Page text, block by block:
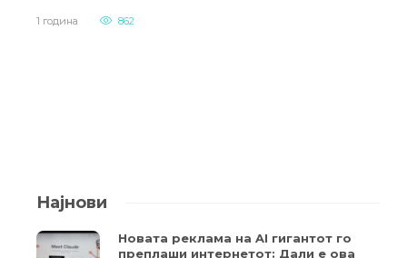
1 година 862
Најнови
Новата реклама на AI гигантот го
преплаши интернетот: Дали е ова